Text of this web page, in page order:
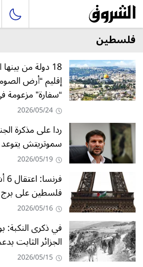
فلسطين
18 دولة من
إقليم “أرض
“سفارة”
2026/05/24
ردا على مذكرة
سموتريتش
2026/05/19
فلسطين على برج
2026/05/16
في ذكرى النكبة:
الجزائر الثابت
2026/05/15